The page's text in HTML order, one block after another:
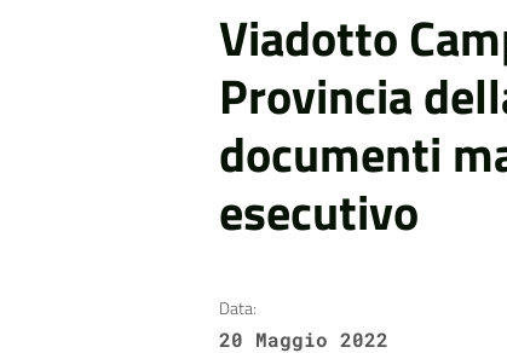
Viadotto
Provincia
documenti
esecutivo
Data:
20 Maggio 2022